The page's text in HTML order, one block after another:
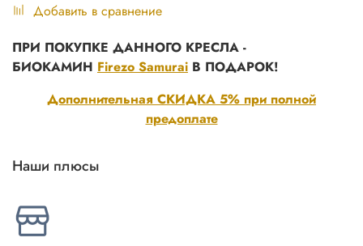
Добавить в сравнение
Дополнительная СКИДКА 5% при полной
предоплате
ПРИ ПОКУПКЕ ДАННОГО КРЕСЛА -
БИОКАМИН Firezo Samurai В ПОДАРОК!
Наши плюсы